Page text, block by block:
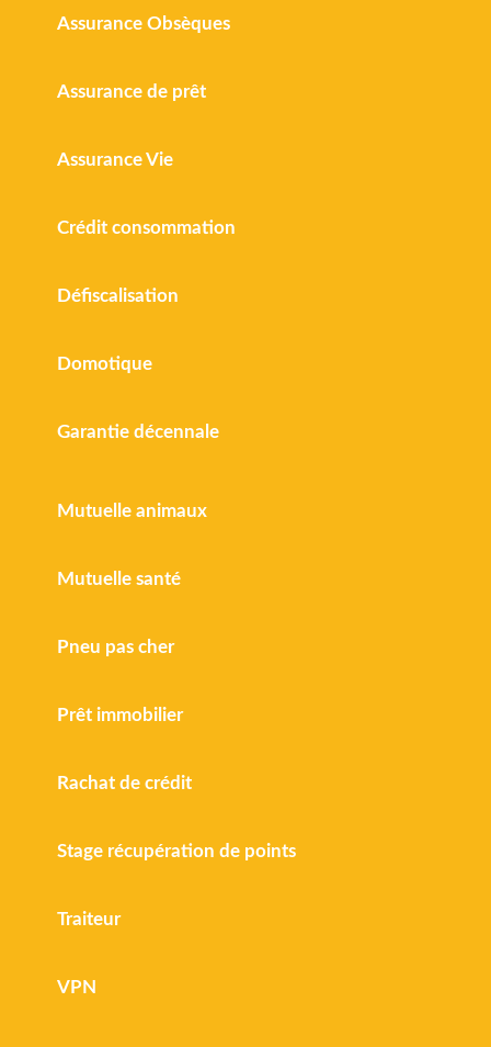
Assurance Obsèques
Assurance de prêt
Assurance Vie
Crédit consommation
Défiscalisation
Domotique
Garantie décennale
Mutuelle animaux
Mutuelle santé
Pneu pas cher
Prêt immobilier
Rachat de crédit
Stage récupération de points
Traiteur
VPN